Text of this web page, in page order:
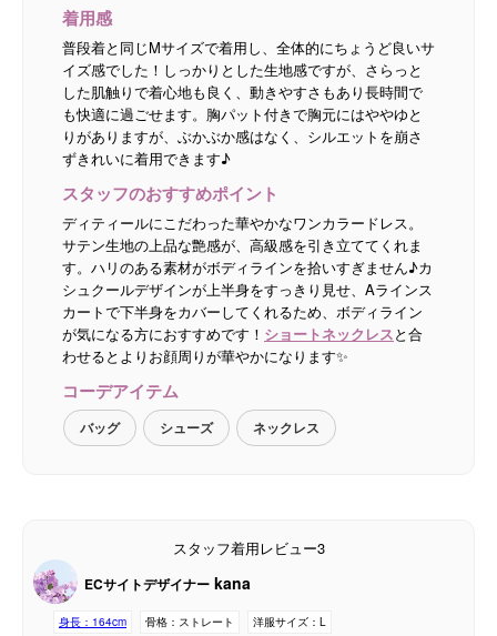
着用感
普段着と同じMサイズで着用し、全体的にちょうど良いサ
イズ感でした！しっかりとした生地感ですが、さらっと
した肌触りで着心地も良く、動きやすさもあり長時間で
も快適に過ごせます。胸パット付きで胸元にはややゆと
りがありますが、ぶかぶか感はなく、シルエットを崩さ
ずきれいに着用できます♪
スタッフのおすすめポイント
ディティールにこだわった華やかなワンカラードレス。
サテン生地の上品な艶感が、高級感を引き立ててくれま
す。ハリのある素材がボディラインを拾いすぎません♪カ
シュクールデザインが上半身をすっきり見せ、Aラインス
カートで下半身をカバーしてくれるため、ボディライン
が気になる方におすすめです！ ショートネックレスと合
わせるとよりお顔周りが華やかになります✨
コーデアイテム
バッグ シューズ ネックレス
スタッフ着用レビュー3
ECサイトデザイナー kana
身長： 164cm 骨格： ストレート 洋服サイズ： L